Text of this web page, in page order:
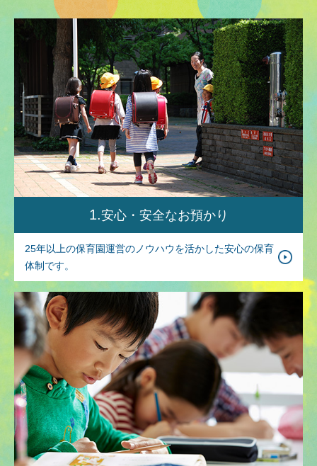
1 安心・安全なお預かり
25年以上の保育園運営のノウハウを活かした安心の保育
体制です。